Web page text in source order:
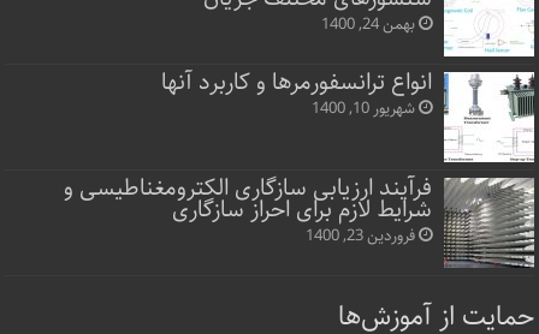
بهمن 24, 1400
انواع ترانسفورمرها و کاربرد آنها
شهریور 10, 1400
فرآیند ارزیابی سازگاری الکترومغناطیسی و
شرایط لازم برای احراز سازگاری
فروردین 23, 1400
حمایت از آموزش‌ها